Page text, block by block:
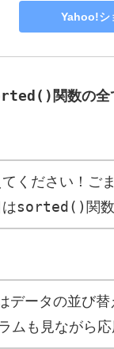
Yahoo!シ
関数の
ください！ご
sorted() 関
データの並び
ムも見ながら